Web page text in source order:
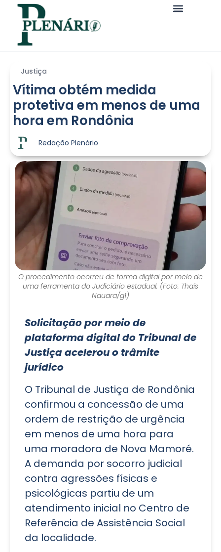
Justiça
Vítima obtém medida
protetiva em menos de uma
hora em Rondônia
Redação Plenário
O procedimento ocorreu de forma digital por meio de
uma ferramenta do Judiciário estadual. (Foto: Thaís
Nauara/g1)
Solicitação por meio de
plataforma digital do Tribunal de
Justiça acelerou o trâmite
jurídico
O Tribunal de Justiça de Rondônia
confirmou a concessão de uma
ordem de restrição de urgência
em menos de uma hora para
uma moradora de Nova Mamoré.
A demanda por socorro judicial
contra agressões físicas e
psicológicas partiu de um
atendimento inicial no Centro de
Referência de Assistência Social
da localidade.